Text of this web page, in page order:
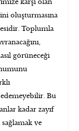
oluşturmasına
Toplumla
görüneceği
Bu
kadar zayıf
ve